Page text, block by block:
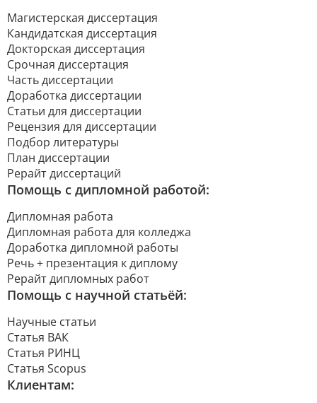
Магистерская диссертация
Кандидатская диссертация
Докторская диссертация
Срочная диссертация
Часть диссертации
Доработка диссертации
Статьи для диссертации
Рецензия для диссертации
Подбор литературы
План диссертации
Рерайт диссертаций
Помощь с дипломной работой:
Дипломная работа
Дипломная работа для колледжа
Доработка дипломной работы
Речь + презентация к диплому
Рерайт дипломных работ
Помощь с научной статьёй:
Научные статьи
Статья ВАК
Статья РИНЦ
Статья Scopus
Клиентам: